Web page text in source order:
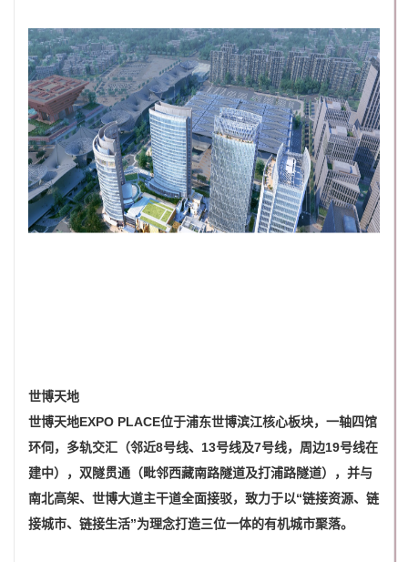
世博天地
世博天地EXPO PLACE位于浦东世博滨江核心板块，一轴四馆
环伺，多轨交汇（邻近8号线、13号线及7号线，周边19号线在
建中），双隧贯通（毗邻西藏南路隧道及打浦路隧道），并与
南北高架、世博大道主干道全面接驳，致力于以“链接资源、链
接城市、链接生活”为理念打造三位一体的有机城市聚落。